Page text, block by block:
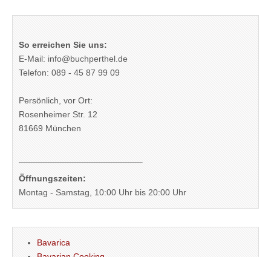
So erreichen Sie uns:
E-Mail: info@buchperthel.de
Telefon: 089 - 45 87 99 09
Persönlich, vor Ort:
Rosenheimer Str. 12
81669 München
Öffnungszeiten:
Montag - Samstag, 10:00 Uhr bis 20:00 Uhr
Bavarica